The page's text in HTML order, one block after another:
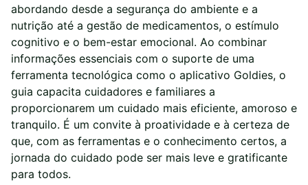
abordando desde a segurança do ambiente e a
nutrição até a gestão de medicamentos, o estímulo
cognitivo e o bem-estar emocional. Ao combinar
informações essenciais com o suporte de uma
ferramenta tecnológica como o aplicativo Goldies, o
guia capacita cuidadores e familiares a
proporcionarem um cuidado mais eficiente, amoroso e
tranquilo. É um convite à proatividade e à certeza de
que, com as ferramentas e o conhecimento certos, a
jornada do cuidado pode ser mais leve e gratificante
para todos.